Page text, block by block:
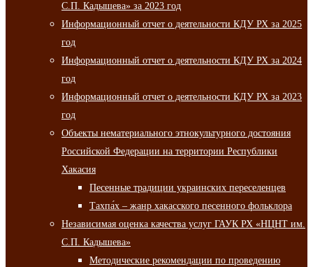
С.П. Кадышева» за 2023 год
Информационный отчет о деятельности КДУ РХ за 2025
год
Информационный отчет о деятельности КДУ РХ за 2024
год
Информационный отчет о деятельности КДУ РХ за 2023
год
Объекты нематериального этнокультурного достояния
Российской Федерации на территории Республики
Хакасия
Песенные традиции украинских переселенцев
Тахпа́х – жанр хакасского песенного фольклора
Независимая оценка качества услуг ГАУК РХ «НЦНТ им.
С.П. Кадышева»
Методические рекомендации по проведению